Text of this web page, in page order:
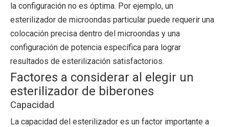
la configuración no es óptima. Por ejemplo, un
esterilizador de microondas particular puede requerir una
colocación precisa dentro del microondas y una
configuración de potencia específica para lograr
resultados de esterilización satisfactorios.
Factores a considerar al elegir un
esterilizador de biberones
Capacidad
La capacidad del esterilizador es un factor importante a